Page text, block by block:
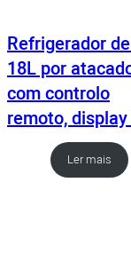
Refrigerador
18L por
com controlo
remoto, display
Ler mais